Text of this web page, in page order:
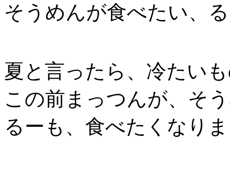
そうめんが食べたい、
夏と言ったら、冷たい
この前まっつんが、そ
るーも、食べたくなり